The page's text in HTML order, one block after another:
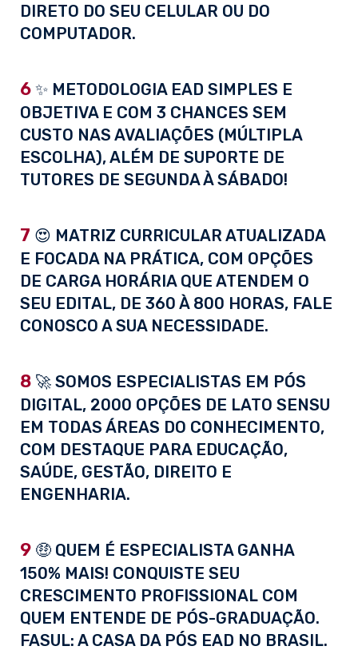
DIRETO DO SEU CELULAR OU DO
COMPUTADOR.
6 ✨ METODOLOGIA EAD SIMPLES E
OBJETIVA E COM 3 CHANCES SEM
CUSTO NAS AVALIAÇÕES (MÚLTIPLA
ESCOLHA), ALÉM DE SUPORTE DE
TUTORES DE SEGUNDA À SÁBADO!
7 😍 MATRIZ CURRICULAR ATUALIZADA
E FOCADA NA PRÁTICA, COM OPÇÕES
DE CARGA HORÁRIA QUE ATENDEM O
SEU EDITAL, DE 360 À 800 HORAS, FALE
CONOSCO A SUA NECESSIDADE.
8 🚀 SOMOS ESPECIALISTAS EM PÓS
DIGITAL, 2000 OPÇÕES DE LATO SENSU
EM TODAS ÁREAS DO CONHECIMENTO,
COM DESTAQUE PARA EDUCAÇÃO,
SAÚDE, GESTÃO, DIREITO E
ENGENHARIA.
9 🤑 QUEM É ESPECIALISTA GANHA
150% MAIS! CONQUISTE SEU
CRESCIMENTO PROFISSIONAL COM
QUEM ENTENDE DE PÓS-GRADUAÇÃO.
FASUL: A CASA DA PÓS EAD NO BRASIL.